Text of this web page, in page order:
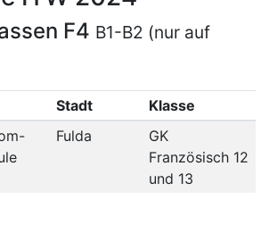
F4 B1-B2 (nur auf
Stadt
Klasse
Fulda
GK
Französisch 12
und 13